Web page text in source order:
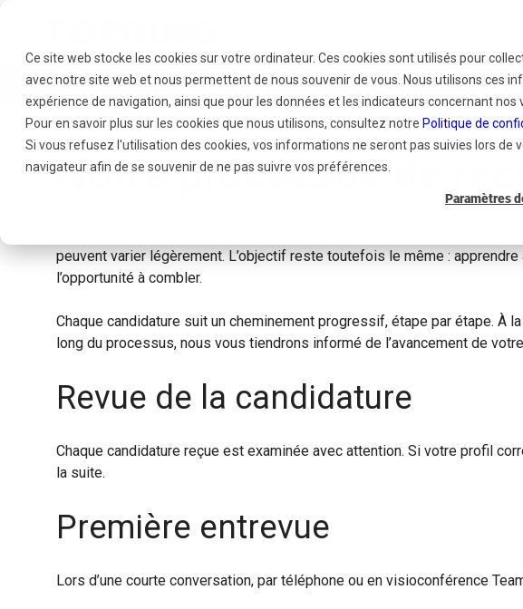
Ce site web stocke les cookies sur votre ordinateur. Ces cookies sont utilisés pour
avec notre site web et nous permettent de nous souvenir de vous. Nous utilisons ces
expérience de navigation, ainsi que pour les données et les indicateurs concernant
Pour en savoir plus sur les cookies que nous utilisons, consultez notre Politique de
Si vous refusez l'utilisation des cookies, vos informations ne seront pas suivies lors de
navigateur afin de se souvenir de ne pas suivre vos préférences.
Paramètres
PRODUITS RÉSEAUX D'AIR
Notre processus de
Vous vous demandez ce qui se passe une fois que vous avez soumis
peuvent varier légèrement. L’objectif reste toutefois le même :
l’opportunité à combler.
Chaque candidature suit un cheminement progressif, étape par étape. À
long du processus, nous vous tiendrons informé de l’avancement de
Revue de la candidature
Chaque candidature reçue est examinée avec attention. Si votre profil
la suite.
Première entrevue
Lors d’une courte conversation, par téléphone ou en visioconférence